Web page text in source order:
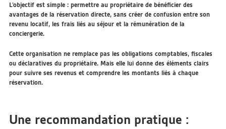
L’objectif est simple : permettre au propriétaire de bénéficier des
avantages de la réservation directe, sans créer de confusion entre son
revenu locatif, les frais liés au séjour et la rémunération de la
conciergerie.
Cette organisation ne remplace pas les obligations comptables, fiscales
ou déclaratives du propriétaire. Mais elle lui donne des éléments clairs
pour suivre ses revenus et comprendre les montants liés à chaque
réservation.
Une recommandation pratique :